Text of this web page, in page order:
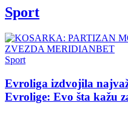
Sport
Sport
Evroliga izdvojila
Evrolige: Evo šta kažu